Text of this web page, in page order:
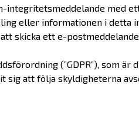
integritetsmeddelande med
eller informationen i detta
skicka ett e-
(”GDPR”), som
sig att följa skyldigheterna